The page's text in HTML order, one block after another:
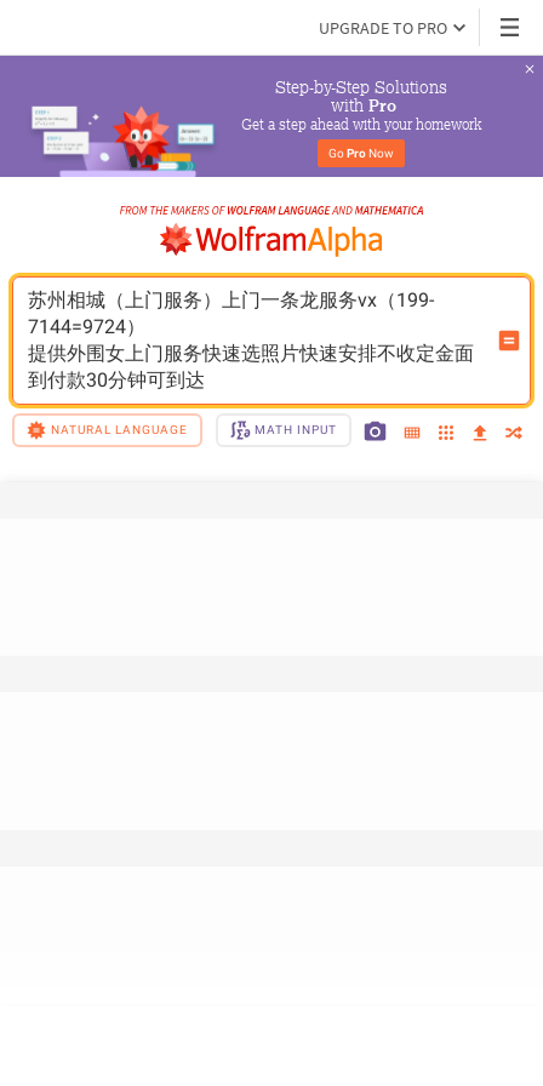
UPGRADE TO PRO
Step-by-Step Solutions
with Pro
Get a step ahead with your homework
Go Pro Now
苏州相城（上门服务）上门一条龙服务vx（199-
7144=9724）
提供外围女上门服务快速选照片快速安排不收定金面
到付款30分钟可到达
NATURAL LANGUAGE MATH INPUT